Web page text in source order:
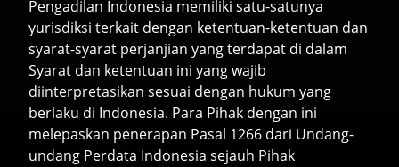
Pengadilan Indonesia memiliki satu-satunya
yurisdiksi terkait dengan ketentuan-ketentuan dan
syarat-syarat perjanjian yang terdapat di dalam
Syarat dan ketentuan ini yang wajib
diinterpretasikan sesuai dengan hukum yang
berlaku di Indonesia. Para Pihak dengan ini
melepaskan penerapan Pasal 1266 dari Undang-
undang Perdata Indonesia sejauh Pihak